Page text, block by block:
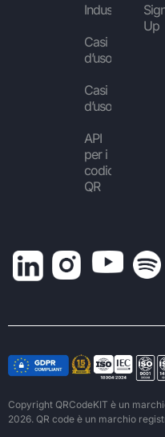
Industrie
Casi
d’uso
Casi
d’uso
API
per i
codici
QR
Up
Copyright QRCodeKIT è un
2026. QR code è un marchio